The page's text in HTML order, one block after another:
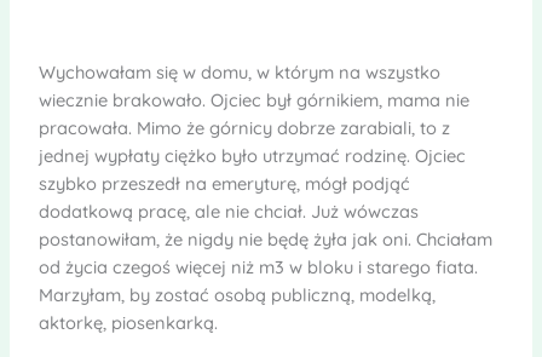
Wychowałam się w domu, w którym na wszystko
wiecznie brakowało. Ojciec był górnikiem, mama nie
pracowała. Mimo że górnicy dobrze zarabiali, to z
jednej wypłaty ciężko było utrzymać rodzinę. Ojciec
szybko przeszedł na emeryturę, mógł podjąć
dodatkową pracę, ale nie chciał. Już wówczas
postanowiłam, że nigdy nie będę żyła jak oni. Chciałam
od życia czegoś więcej niż m3 w bloku i starego fiata.
Marzyłam, by zostać osobą publiczną, modelką,
aktorkę, piosenkarką.